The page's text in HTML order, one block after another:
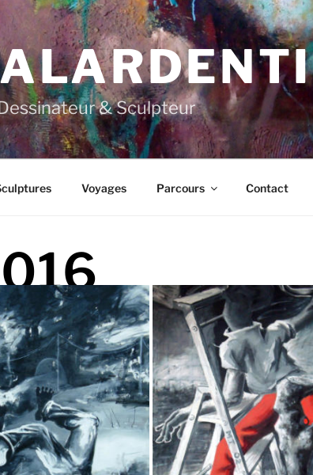
& Sculpteur
Voyages Parcours Contact